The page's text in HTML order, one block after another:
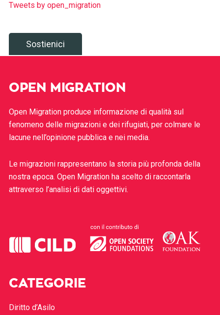
Tweets by open_migration
Sostienici
OPEN MIGRATION
Open Migration produce informazione di qualità sul
fenomeno delle migrazioni e dei rifugiati, per colmare le
lacune nell’opinione pubblica e nei media.
Le migrazioni rappresentano la storia più profonda della
nostra epoca. Open Migration ha scelto di raccontarla
attraverso l’analisi di dati oggettivi.
CATEGORIE
Diritto d’Asilo